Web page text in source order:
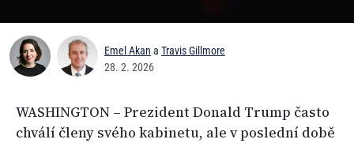
Emel Akan a Travis Gillmore
28. 2. 2026
WASHINGTON – Prezident Donald Trump často
chválí členy svého kabinetu, ale v poslední době